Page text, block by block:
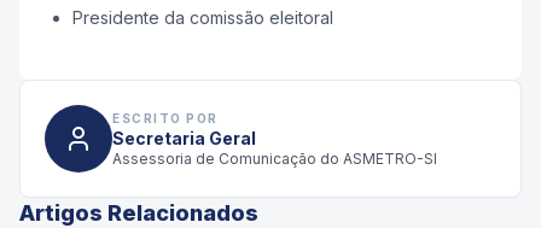
Presidente da comissão eleitoral
ESCRITO POR
Secretaria Geral
Assessoria de Comunicação do ASMETRO-SI
Artigos Relacionados